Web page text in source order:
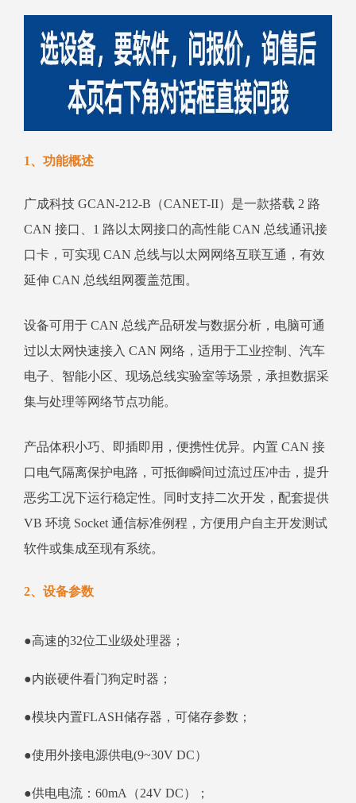
1、功能概述
广成科技 GCAN-212-B（CANET-II）是一款搭载 2 路
CAN 接口、1 路以太网接口的高性能 CAN 总线通讯接
口卡，可实现 CAN 总线与以太网网络互联互通，有效
延伸 CAN 总线组网覆盖范围。
设备可用于 CAN 总线产品研发与数据分析，电脑可通
过以太网快速接入 CAN 网络，适用于工业控制、汽车
电子、智能小区、现场总线实验室等场景，承担数据采
集与处理等网络节点功能。
产品体积小巧、即插即用，便携性优异。内置 CAN 接
口电气隔离保护电路，可抵御瞬间过流过压冲击，提升
恶劣工况下运行稳定性。同时支持二次开发，配套提供
VB 环境 Socket 通信标准例程，方便用户自主开发测试
软件或集成至现有系统。
2、设备参数
●高速的32位工业级处理器；
●内嵌硬件看门狗定时器；
●模块内置FLASH储存器，可储存参数；
●使用外接电源供电(9~30V DC）
●供电电流：60mA（24V DC）；